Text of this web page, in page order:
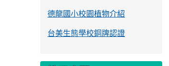
德龍國小校園植物介紹
台美生態學校銅牌認證